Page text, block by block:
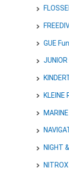
GUE
JUNIOR
KLEINE
NIGHT
NITROX